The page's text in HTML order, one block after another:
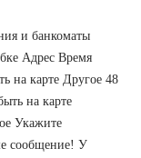
и банкоматы
Адрес Время
на карте Другое 48
на карте
Укажите
сообщение! У